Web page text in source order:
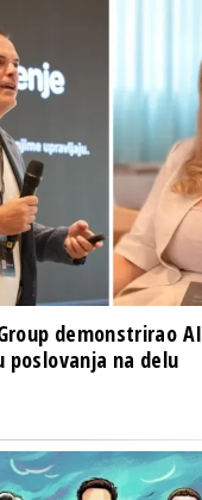
demonstrirao AI
na delu